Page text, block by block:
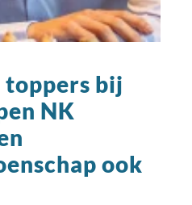
toppers bij
NK
ook